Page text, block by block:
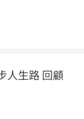
人生路 回顧